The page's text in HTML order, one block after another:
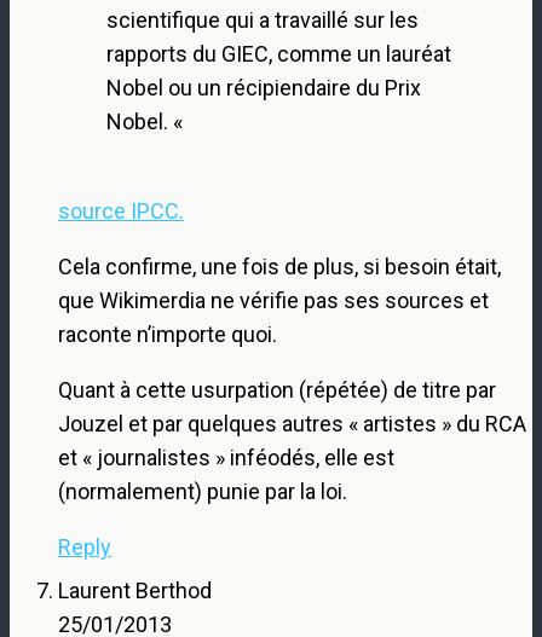
scientifique qui a travaillé sur les
rapports du GIEC, comme un lauréat
Nobel ou un récipiendaire du Prix
Nobel. «
source IPCC.
Cela confirme, une fois de plus, si besoin était,
que Wikimerdia ne vérifie pas ses sources et
raconte n’importe quoi.
Quant à cette usurpation (répétée) de titre par
Jouzel et par quelques autres « artistes » du RCA
et « journalistes » inféodés, elle est
(normalement) punie par la loi.
Reply
Laurent Berthod
25/01/2013